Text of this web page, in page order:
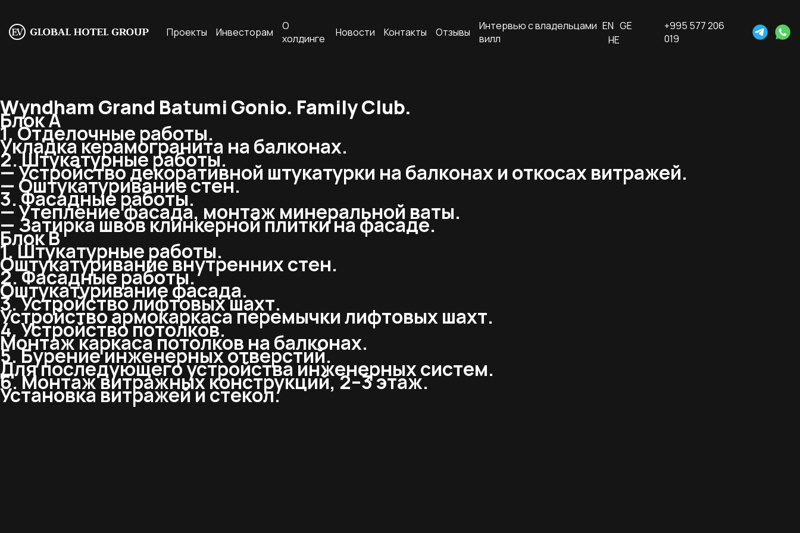
Проекты Инвесторам
О
холдинге
Новости Контакты Отзывы
Интервью с владельцами
вилл
EN GE
HE
+995 577 206
019
Wyndham Grand Batumi Gonio. Family Club.
Блок A
1. Отделочные работы.
Укладка керамогранита на балконах.
2. Штукатурные работы.
— Устройство декоративной штукатурки на балконах и откосах витражей.
— Оштукатуривание стен.
3. Фасадные работы.
— Утепление фасада, монтаж минеральной ваты.
— Затирка швов клинкерной плитки на фасаде.
Блок В
1. Штукатурные работы.
Оштукатуривание внутренних стен.
2. Фасадные работы.
Оштукатуривание фасада.
3. Устройство лифтовых шахт.
Устройство армокаркаса перемычки лифтовых шахт.
4. Устройство потолков.
Монтаж каркаса потолков на балконах.
5. Бурение инженерных отверстий.
Для последующего устройства инженерных систем.
6. Монтаж витражных конструкций, 2–3 этаж.
Установка витражей и стекол.